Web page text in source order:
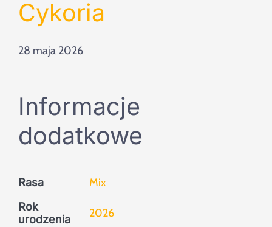
Szukaj
Cykoria
28 maja 2026
Informacje
dodatkowe
Rasa Mix
Rok
urodzenia
2026